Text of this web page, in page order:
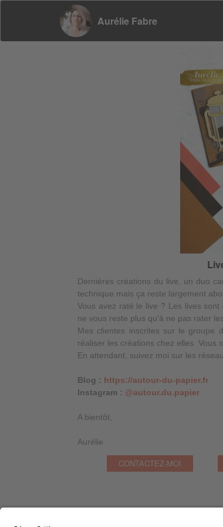
Aurélie Fabre
Dernières créations du live, un duo
technique mais ça reste largement
Vous avez raté le live ? Les lives
ne vous reste plus qu'à ne pas rater
Mes clientes inscrites sur le groupe
réaliser les créations chez elles. Vous
En attendant, suivez moi sur les
Blog : https://autour-du-papier.fr
Instagram : @autour.du.papier
A bientôt,
Aurélie
CONTACTEZ-MOI